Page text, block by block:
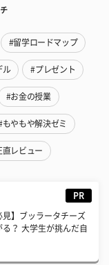
#留学ロードマップ
ル #プレゼント
#お金の授業
もやもや解決ゼミ
直レビュー
PR
見】ブッラータチーズ
る？ 大学生が挑んだ自